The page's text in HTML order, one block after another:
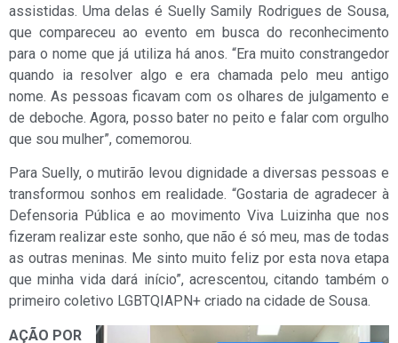
assistidas. Uma delas é Suelly Samily Rodrigues de Sousa,
que compareceu ao evento em busca do reconhecimento
para o nome que já utiliza há anos. “Era muito constrangedor
quando ia resolver algo e era chamada pelo meu antigo
nome. As pessoas ficavam com os olhares de julgamento e
de deboche. Agora, posso bater no peito e falar com orgulho
que sou mulher”, comemorou.
Para Suelly, o mutirão levou dignidade a diversas pessoas e
transformou sonhos em realidade. “Gostaria de agradecer à
Defensoria Pública e ao movimento Viva Luizinha que nos
fizeram realizar este sonho, que não é só meu, mas de todas
as outras meninas. Me sinto muito feliz por esta nova etapa
que minha vida dará início”, acrescentou, citando também o
primeiro coletivo LGBTQIAPN+ criado na cidade de Sousa.
AÇÃO POR